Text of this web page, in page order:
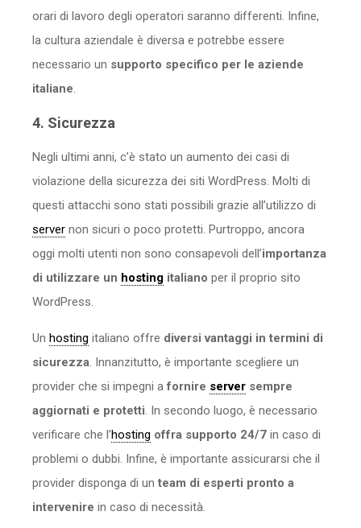
orari di lavoro degli operatori saranno differenti. Infine,
la cultura aziendale è diversa e potrebbe essere
necessario un supporto specifico per le aziende
italiane
4. Sicurezza
Negli ultimi anni, c’è stato un aumento dei casi di
violazione della sicurezza dei siti WordPress. Molti di
questi attacchi sono stati possibili grazie all’utilizzo di
server non sicuri o poco protetti. Purtroppo, ancora
oggi molti utenti non sono consapevoli dell’importanza
di utilizzare un hosting italiano per il proprio sito
WordPress.
Un hosting italiano offre diversi vantaggi in termini di
sicurezza . Innanzitutto, è importante scegliere un
provider che si impegni afornire server sempre
aggiornati e protetti . In secondo luogo, è necessario
verificare che l’hosting offra supporto 24/7 in caso di
problemi o dubbi. Infine, è importante assicurarsi che il
provider disponga di un team di esperti pronto a
intervenire in caso di necessità.